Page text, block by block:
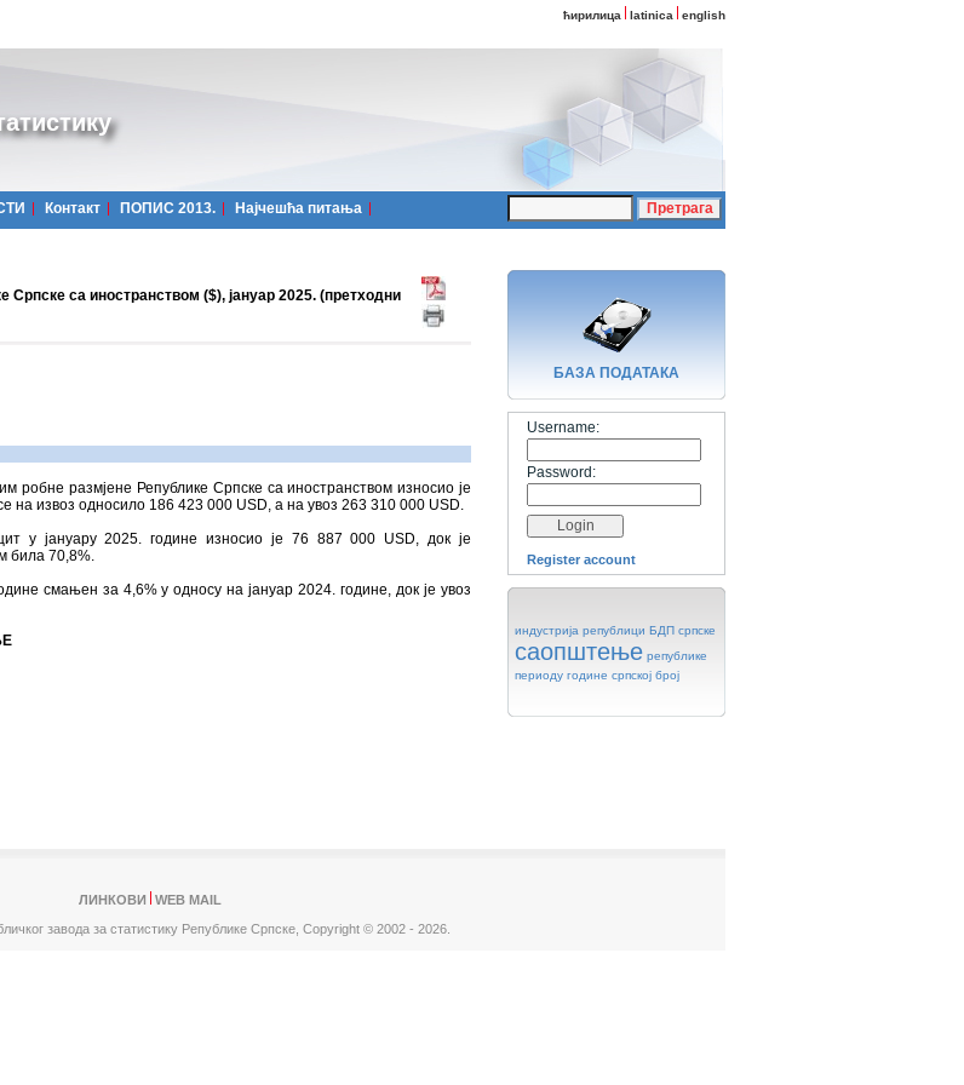
ћирилица latinica english
Контакт ПОПИС 2013. Најчешћa питања
Српске са иностранством ($), јануар 2025. (претходни
робне размјене Републике Српске са иностранством износио је
на извоз односило 186 423 000 USD, а на увоз 263 310 000 USD.
у јануару 2025. године износио је 76 887 000 USD, док је
била 70,8%.
смањен за 4,6% у односу на јануар 2024. године, док је увоз
БАЗA ПОДАТАКА
Username:
Password:
Register account
индустрија републици БДП српске
саопштење републике
периоду године српској број
ЛИНКОВИ
WEB MAIL
завода за статистику Републике Српске, Copyright © 2002 - 2026.